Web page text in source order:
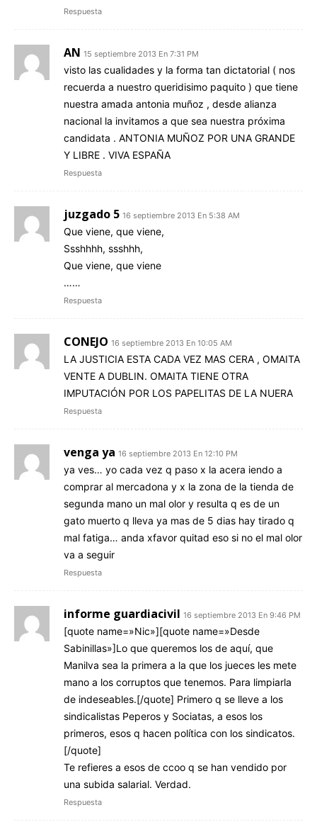
Respuesta
AN 15 septiembre 2013 En 7:31 PM
visto las cualidades y la forma tan dictatorial ( nos
recuerda a nuestro queridisimo paquito ) que tiene
nuestra amada antonia muñoz , desde alianza
nacional la invitamos a que sea nuestra próxima
candidata . ANTONIA MUÑOZ POR UNA GRANDE
Y LIBRE . VIVA ESPAÑA
Respuesta
juzgado 5 16 septiembre 2013 En 5:38 AM
Que viene, que viene,
Ssshhhh, ssshhh,
Que viene, que viene
……
Respuesta
CONEJO 16 septiembre 2013 En 10:05 AM
LA JUSTICIA ESTA CADA VEZ MAS CERA , OMAITA
VENTE A DUBLIN. OMAITA TIENE OTRA
IMPUTACIÓN POR LOS PAPELITAS DE LA NUERA
Respuesta
venga ya 16 septiembre 2013 En 12:10 PM
ya ves… yo cada vez q paso x la acera iendo a
comprar al mercadona y x la zona de la tienda de
segunda mano un mal olor y resulta q es de un
gato muerto q lleva ya mas de 5 dias hay tirado q
mal fatiga… anda xfavor quitad eso si no el mal olor
va a seguir
Respuesta
informe guardiacivil 16 septiembre 2013 En 9:46 PM
[quote name=»Nic»][quote name=»Desde
Sabinillas»]Lo que queremos los de aquí, que
Manilva sea la primera a la que los jueces les mete
mano a los corruptos que tenemos. Para limpiarla
de indeseables.[/quote] Primero q se lleve a los
sindicalistas Peperos y Sociatas, a esos los
primeros, esos q hacen política con los sindicatos.
[/quote]
Te refieres a esos de ccoo q se han vendido por
una subida salarial. Verdad.
Respuesta